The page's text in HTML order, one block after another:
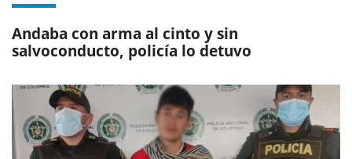
Andaba con arma al cinto y sin
salvoconducto, policía lo detuvo